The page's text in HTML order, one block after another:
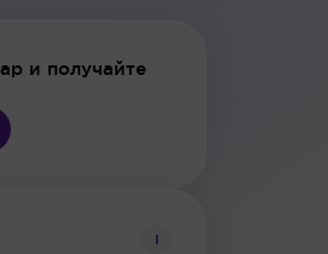
и получайте
i